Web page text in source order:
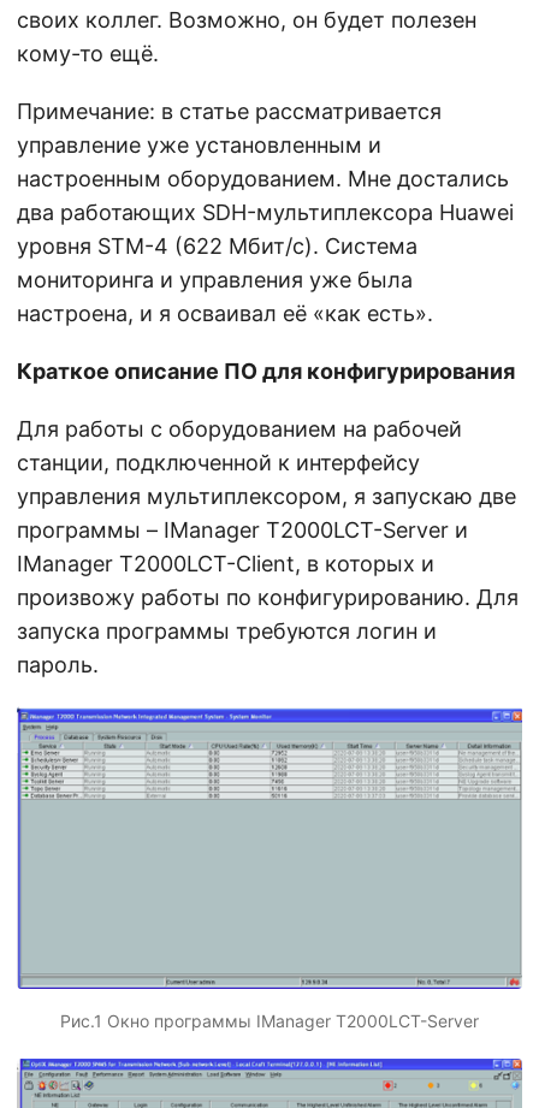
своих коллег. Возможно, он будет полезен
кому-то ещё.
Примечание: в статье рассматривается
управление уже установленным и
настроенным оборудованием. Мне достались
два работающих SDH-мультиплексора Huawei
уровня STM-4 (622 Мбит/с). Система
мониторинга и управления уже была
настроена, и я осваивал её «как есть».
Краткое описание ПО для конфигурирования
Для работы с оборудованием на рабочей
станции, подключенной к интерфейсу
управления мультиплексором, я запускаю две
программы – IManager T2000LCT-Server и
IManager T2000LCT-Client, в которых и
произвожу работы по конфигурированию. Для
запуска программы требуются логин и
пароль.
Рис.1 Окно программы IManager T2000LCT-Server